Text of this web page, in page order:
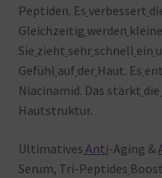
Peptiden. Es verbessert
Gleichzeitig werden kleine
Sie zieht sehr schnell ein
Gefühl auf der Haut. Es
Niacinamid. Das stärkt die
Hautstruktur.
Ultimatives Anti-Aging &
Serum, Tri-Peptides